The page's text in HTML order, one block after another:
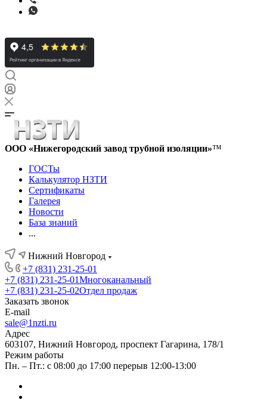
ООО «Нижегородский завод трубной изоляции»™
ГОСТы
Калькулятор НЗТИ
Сертификаты
Галерея
Новости
База знаний
...
Нижний Новгород
+7 (831) 231-25-01
+7 (831) 231-25-01Многоканальный
+7 (831) 231-25-02Отдел продаж
Заказать звонок
E-mail
sale@1nzti.ru
Адрес
603107, Нижний Новгород, проспект Гагарина, 178/1
Режим работы
Пн. – Пт.: с 08:00 до 17:00 перерыв 12:00-13:00